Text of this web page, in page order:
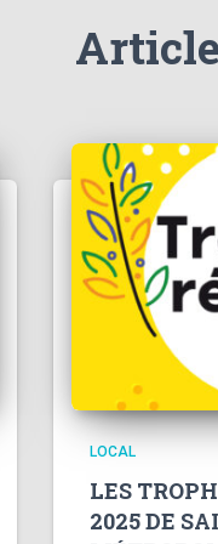
LOCAL
LES
2025 DE